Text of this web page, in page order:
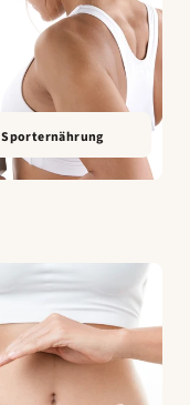
Sporternährung